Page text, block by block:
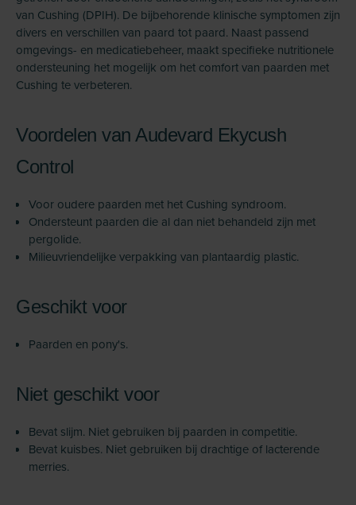
van Cushing (DPIH). De bijbehorende klinische symptomen zijn
divers en verschillen van paard tot paard. Naast passend
omgevings- en medicatiebeheer, maakt specifieke nutritionele
ondersteuning het mogelijk om het comfort van paarden met
Cushing te verbeteren.
Voordelen van Audevard Ekycush
Control
Voor oudere paarden met het Cushing syndroom.
Ondersteunt paarden die al dan niet behandeld zijn met
pergolide.
Milieuvriendelijke verpakking van plantaardig plastic.
Geschikt voor
Paarden en pony's.
Niet geschikt voor
Bevat slijm. Niet gebruiken bij paarden in competitie.
Bevat kuisbes. Niet gebruiken bij drachtige of lacterende
merries.